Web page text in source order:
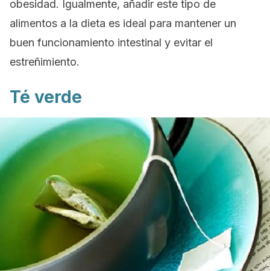
obesidad. Igualmente, añadir este tipo de
alimentos a la dieta es ideal para mantener un
buen funcionamiento intestinal y evitar el
estreñimiento.
Té verde